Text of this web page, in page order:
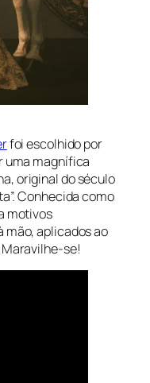
foi escolhido por
uma magnífica
original do século
Conhecida como
motivos
mão, aplicados ao
se!